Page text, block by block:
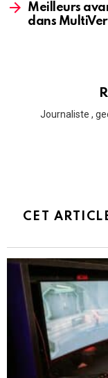
Meilleurs
dans
Journaliste ,
CET